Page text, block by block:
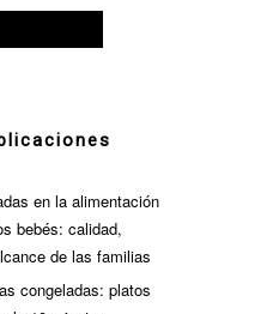
en la alimentación
bebés: calidad,
de las familias
congeladas: platos